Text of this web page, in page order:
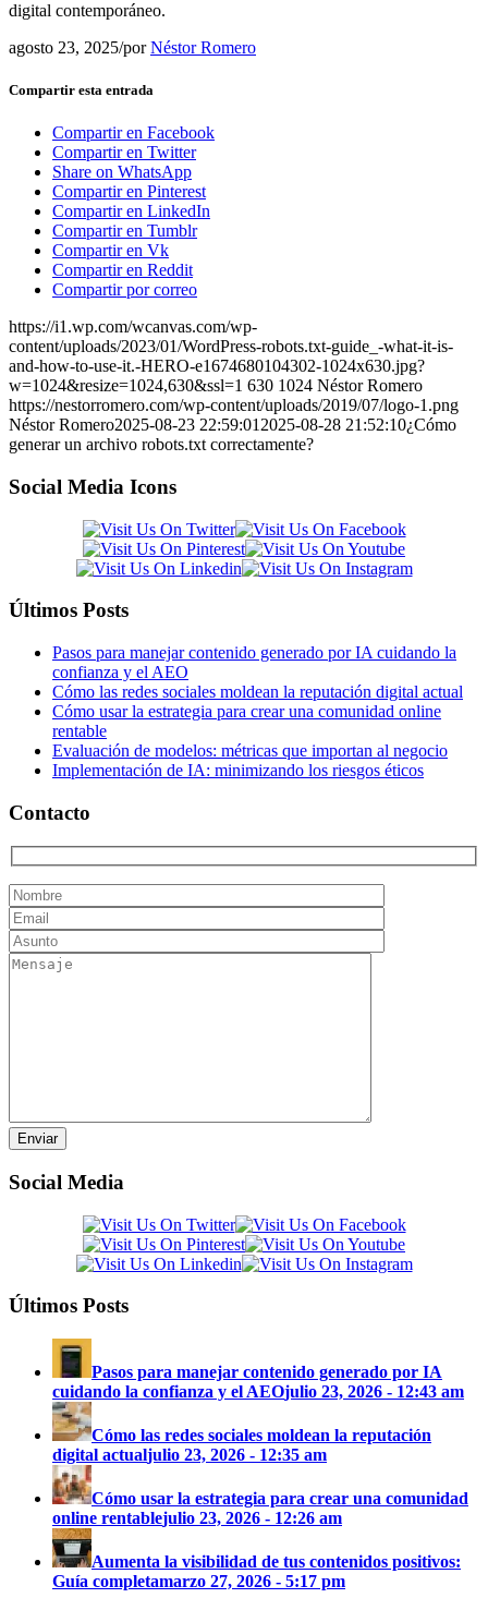
digital contemporáneo.
agosto 23, 2025/porNéstor Romero
Compartir esta entrada
Compartir en Facebook
Compartir en Twitter
Share on WhatsApp
Compartir en Pinterest
Compartir en LinkedIn
Compartir en Tumblr
Compartir en Vk
Compartir en Reddit
Compartir por correo
https://i1.wp.com/wcanvas.com/wp-
content/uploads/2023/01/WordPress-robots.txt-guide_-what-it-is-
and-how-to-use-it.-HERO-e1674680104302-1024x630.jpg?
w=1024&resize=1024,630&ssl=1 630 1024 Néstor Romero
https://nestorromero.com/wp-content/uploads/2019/07/logo-1.png
Néstor Romero2025-08-23 22:59:01 2025-08-28 21:52:10¿Cómo
generar un archivo robots.txt correctamente?
Social Media Icons
Últimos Posts
Pasos para manejar contenido generado por IA cuidando la
confianza y el AEO
Cómo las redes sociales moldean la reputación digital actual
Cómo usar la estrategia para crear una comunidad online
rentable
Evaluación de modelos: métricas que importan al negocio
Implementación de IA: minimizando los riesgos éticos
Contacto
Social Media
Últimos Posts
Pasos para manejar contenido generado por IA
cuidando la confianza y el AEOjulio 23, 2026 - 12:43 am
Cómo las redes sociales moldean la reputación
digital actualjulio 23, 2026 - 12:35 am
Cómo usar la estrategia para crear una comunidad
online rentablejulio 23, 2026 - 12:26 am
Aumenta la visibilidad de tus contenidos positivos:
Guía completamarzo 27, 2026 - 5:17 pm